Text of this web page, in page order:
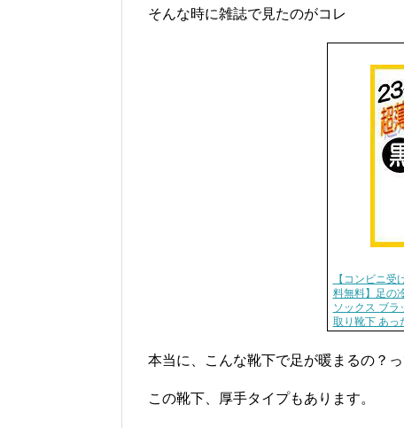
そんな時に雑誌で見たのがコレ
【コンビニ
料無料】足の
ソックス ブラ
取り靴下 あっ
本当に、こんな靴下で足が暖まるの？
この靴下、厚手タイプもあります。